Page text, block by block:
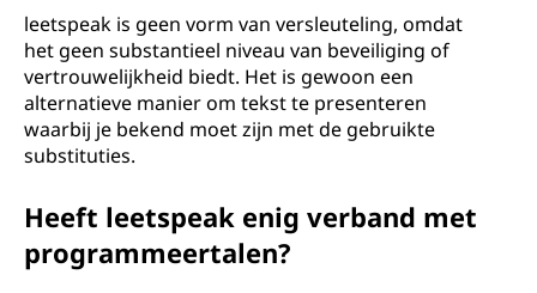
leetspeak is geen vorm van versleuteling, omdat
het geen substantieel niveau van beveiliging of
vertrouwelijkheid biedt. Het is gewoon een
alternatieve manier om tekst te presenteren
waarbij je bekend moet zijn met de gebruikte
substituties.
Heeft leetspeak enig verband met
programmeertalen?